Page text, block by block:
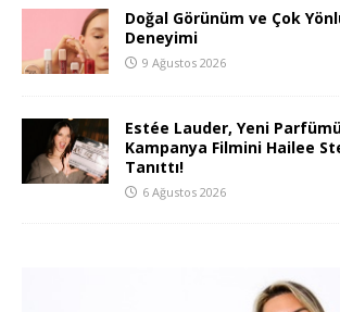
Doğal Görünüm ve Çok
Deneyimi
9 Ağustos 2026
Estée Lauder, Yeni
Kampanya Filmini Hailee
Tanıttı!
6 Ağustos 2026